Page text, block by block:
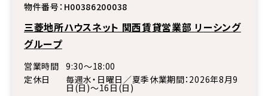
物件番号： H00386200038
三菱地所ハウスネット 関西賃貸営業部 リーシング
グループ
営業時間 9:30～18:00
定休日
毎週水・日曜日／夏季休業期間：2026年8月9
日(日)～16日(日)